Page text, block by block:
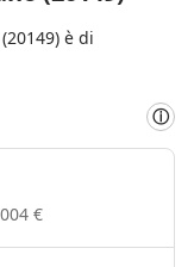
è di
ⓘ
€